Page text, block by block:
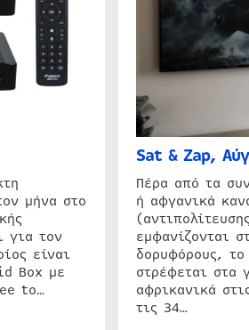
μήνα στο
για τον
είναι
Box με
to…
Sat & Zap,
Πέρα από τα
ή αφγανικά
εμφανίζονται
δορυφόρους,
στρέφεται στα
αφρικανικά
τις 34…